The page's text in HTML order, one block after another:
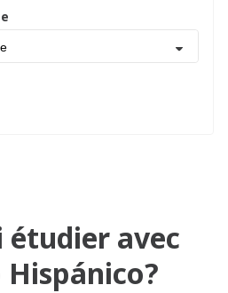
étudier avec
Hispánico?